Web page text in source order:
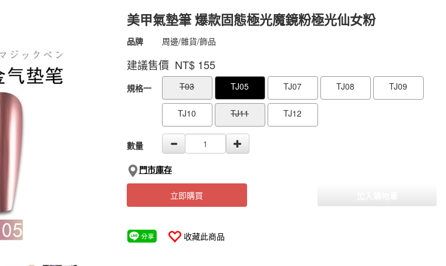
美甲氣墊筆 爆款固態極光魔鏡粉極光仙女粉
商品代號 4500000000256
4500000000256
品牌 周邊/雜貨/飾品
建議售價 NT$ 155
GOODS000000000000000005629 GOODS000000000000000005628
規格一 T03 TJ05 TJ07 TJ08 TJ09
TJ10 TJ11 TJ12
數量
門市庫存
立即購買
收藏此商品